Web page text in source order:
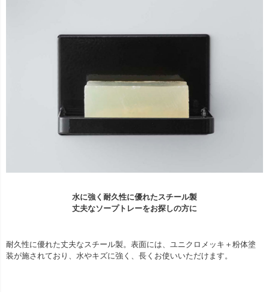
水に強く耐久性に優れたスチール製
丈夫なソープトレーをお探しの方に
耐久性に優れた丈夫なスチール製。表面には、ユニクロメッキ＋粉体塗
装が施されており、水やキズに強く、長くお使いいただけます。